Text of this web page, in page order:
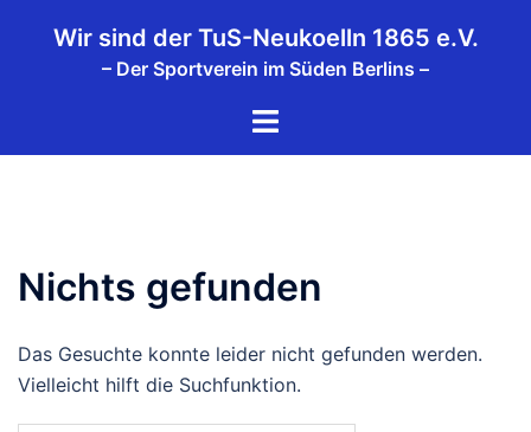
Wir sind der TuS-Neukoelln 1865 e.V.
– Der Sportverein im Süden Berlins –
Menü
Nichts gefunden
Das Gesuchte konnte leider nicht gefunden werden.
Vielleicht hilft die Suchfunktion.